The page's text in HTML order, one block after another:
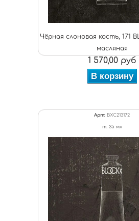
Чёрная слоновая кость, 171
масляная
1 570,00 руб
В корзину
Арт: BXC213172
т. 35 мл